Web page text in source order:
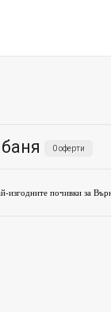
0 оферти
почивки за